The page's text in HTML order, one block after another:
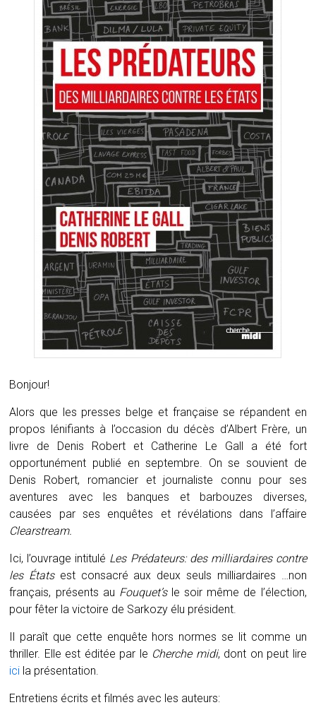
Bonjour!
Alors que les presses belge et française se répandent en
propos lénifiants à l’occasion du décès d’Albert Frère, un
livre de Denis Robert et Catherine Le Gall a été fort
opportunément publié en septembre. On se souvient de
Denis Robert, romancier et journaliste connu pour ses
aventures avec les banques et barbouzes diverses,
causées par ses enquêtes et révélations dans l’affaire
Clearstream.
Ici, l’ouvrage intitulé LesPrédateurs: des milliardaires contre
les Étatsest consacré aux deux seuls milliardaires …non
français, présents au Fouquet’sle soir même de l’élection,
pour fêter la victoire de Sarkozy élu président.
Il paraît que cette enquête hors normes se lit comme un
thriller. Elle est éditée par le Cherche midi, dont on peut lire
ici la présentation.
Entretiens écrits et filmés avec les auteurs: